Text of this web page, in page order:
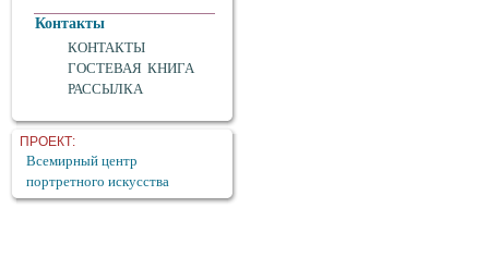
Контакты
КОНТАКТЫ
ГОСТЕВАЯ КНИГА
РАССЫЛКА
ПРОЕКТ:
Всемирный центр
портретного искусства